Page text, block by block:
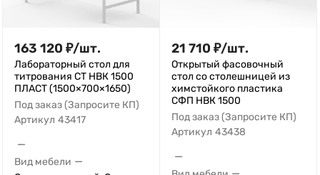
163 120 ₽/шт.
Лабораторный стол для
титрования СТ НВК 1500
ПЛАСТ (1500×700×1650)
Под заказ (Запросите КП)
Артикул 43417
—
Вид мебели —
21 710 ₽/шт.
Открытый фасовочный
стол со столешницей из
химстойкого пластика
СФП НВК 1500
Под заказ (Запросите КП)
Артикул 43438
—